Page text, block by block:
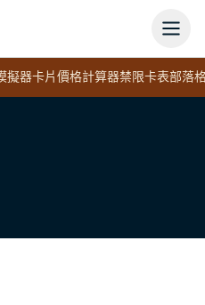
擬器卡片價格計算器禁限卡表部落